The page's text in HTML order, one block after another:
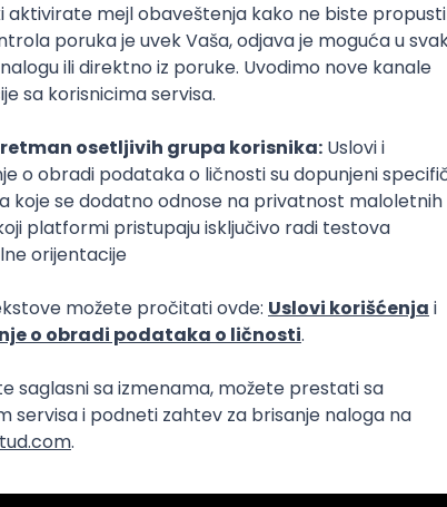
svakog dana
SENIORITET NAČIN RADA
Intermediate